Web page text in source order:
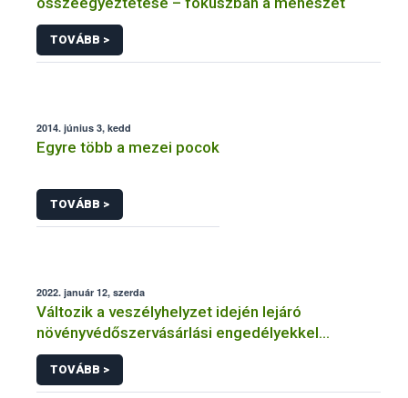
TOVÁBB >
2014. június 3, kedd
Egyre több a mezei pocok
TOVÁBB >
2022. január 12, szerda
Változik a veszélyhelyzet idején lejáró
növényvédőszervásárlási engedélyekkel
kapcsolatos szabályozás
TOVÁBB >